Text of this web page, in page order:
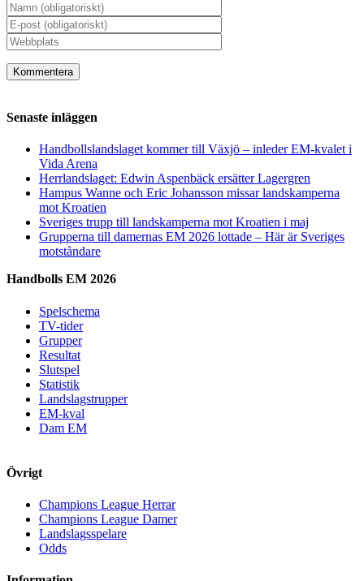
Senaste inläggen
Handbollslandslaget kommer till Växjö – inleder EM-kvalet i
Vida Arena
Herrlandslaget: Edwin Aspenbäck ersätter Lagergren
Hampus Wanne och Eric Johansson missar landskamperna
mot Kroatien
Sveriges trupp till landskamperna mot Kroatien i maj
Grupperna till damernas EM 2026 lottade – Här är Sveriges
motståndare
Handbolls EM 2026
Spelschema
TV-tider
Grupper
Resultat
Slutspel
Statistik
Landslagstrupper
EM-kval
Dam EM
Övrigt
Champions League Herrar
Champions League Damer
Landslagsspelare
Odds